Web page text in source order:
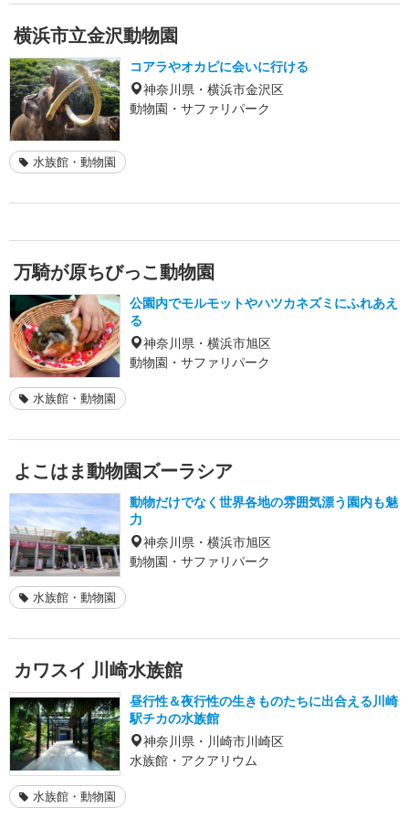
横浜市立金沢動物園
コアラやオカピに会いに行ける
神奈川県・横浜市金沢区
動物園・サファリパーク
水族館・動物園
万騎が原ちびっこ動物園
公園内でモルモットやハツカネズミにふれあえ
る
神奈川県・横浜市旭区
動物園・サファリパーク
水族館・動物園
よこはま動物園ズーラシア
動物だけでなく世界各地の雰囲気漂う園内も魅
力
神奈川県・横浜市旭区
動物園・サファリパーク
水族館・動物園
カワスイ 川崎水族館
昼行性＆夜行性の生きものたちに出合える川崎
駅チカの水族館
神奈川県・川崎市川崎区
水族館・アクアリウム
水族館・動物園